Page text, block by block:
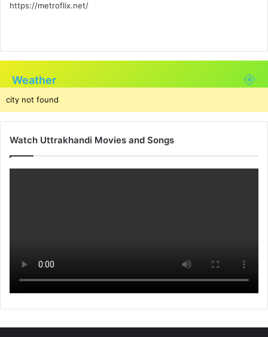
https://metroflix.net/
Weather
city not found
Watch Uttrakhandi Movies and Songs